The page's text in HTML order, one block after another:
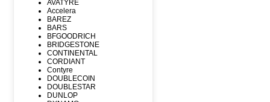
AVATYRE
Accelera
BAREZ
BARS
BFGOODRICH
BRIDGESTONE
CONTINENTAL
CORDIANT
Contyre
DOUBLECOIN
DOUBLESTAR
DUNLOP